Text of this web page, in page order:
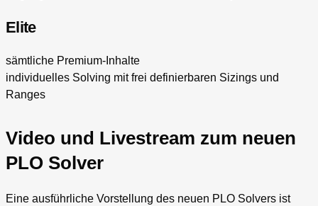
Elite
sämtliche Premium-Inhalte
individuelles Solving mit frei definierbaren Sizings und
Ranges
Video und Livestream zum neuen
PLO Solver
Eine ausführliche Vorstellung des neuen PLO Solvers ist